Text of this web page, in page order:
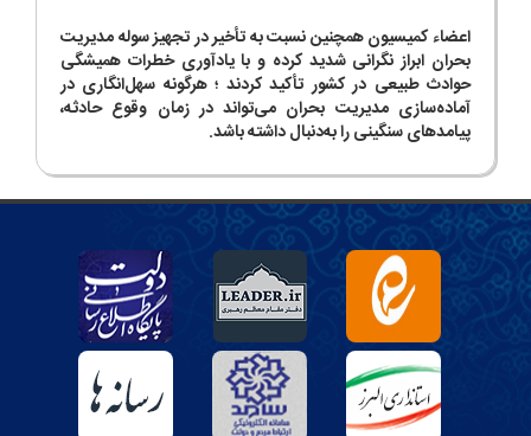
اعضاء کمیسیون همچنین نسبت به تأخیر در تجهیز سوله مدیریت
بحران ابراز نگرانی شدید کرده و با یادآوری خطرات همیشگی
حوادث طبیعی در کشور تأکید کردند ؛ هرگونه سهل‌انگاری در
آماده‌سازی مدیریت بحران می‌تواند در زمان وقوع حادثه،
پیامدهای سنگینی را به‌دنبال داشته باشد.